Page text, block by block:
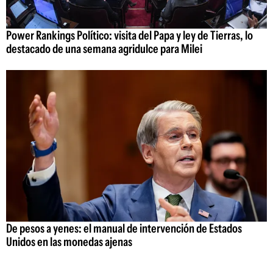
Power Rankings Político: visita del Papa y ley de Tierras, lo
destacado de una semana agridulce para Milei
De pesos a yenes: el manual de intervención de Estados
Unidos en las monedas ajenas